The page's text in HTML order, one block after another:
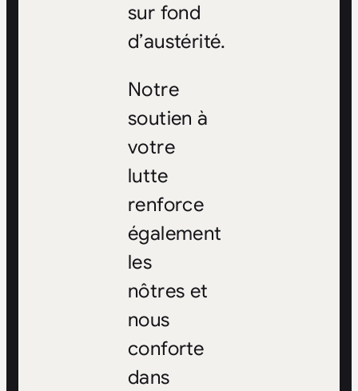
sur fond
d’austérité.
Notre
soutien à
votre
lutte
renforce
également
les
nôtres et
nous
conforte
dans